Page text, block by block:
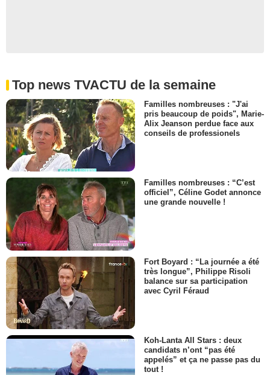
Top news TVACTU de la semaine
Familles nombreuses : "J'ai
pris beaucoup de poids", Marie-
Alix Jeanson perdue face aux
conseils de professionels
Familles nombreuses : “C’est
officiel”, Céline Godet annonce
une grande nouvelle !
Fort Boyard : “La journée a été
très longue”, Philippe Risoli
balance sur sa participation
avec Cyril Féraud
Koh-Lanta All Stars : deux
candidats n’ont “pas été
appelés” et ça ne passe pas du
tout !